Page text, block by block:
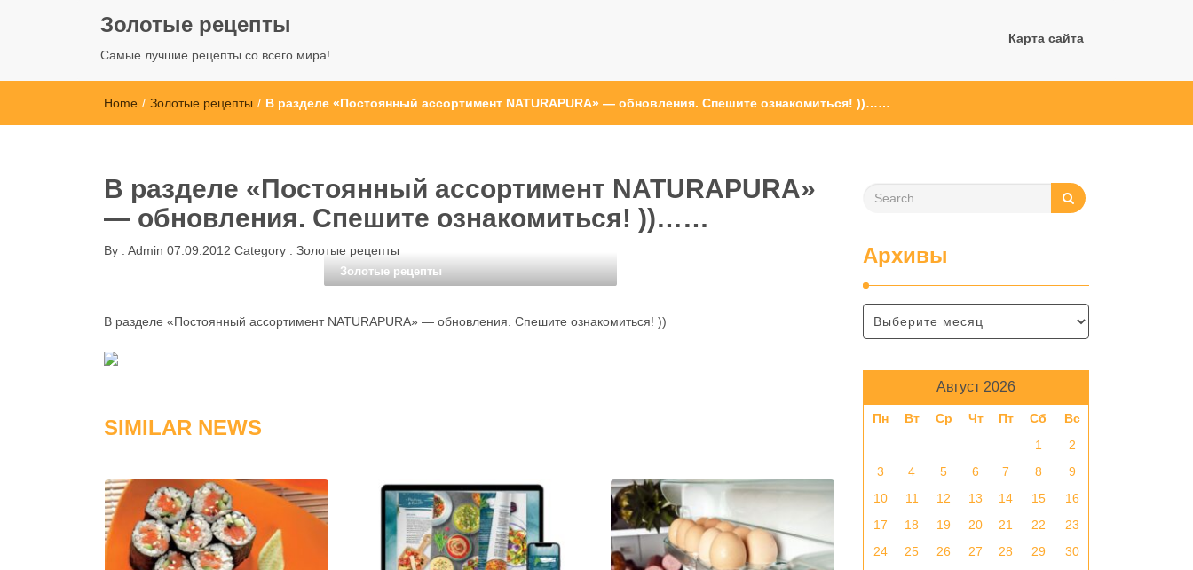
Золотые рецепты
Самые лучшие рецепты со всего мира!
Карта сайта
Home / Золотые рецепты / В разделе «Постоянный ассортимент NATURAPURA» — обновления. Спешите ознакомиться! ))……
В разделе «Постоянный ассортимент NATURAPURA»
— обновления. Спешите ознакомиться! ))……
By : Admin 07.09.2012 Category : Золотые рецепты
Золотые рецепты
В разделе «Постоянный ассортимент NATURAPURA» — обновления. Спешите ознакомиться! ))
SIMILAR NEWS
Архивы
Август 2026
Пн Вт Ср Чт Пт Сб
Вс
1
2
3
4 5 6 7 8
9
10
11 12 13 14 15
16
17
18 19 20 21 22
23
24
25 26 27 28 29
30